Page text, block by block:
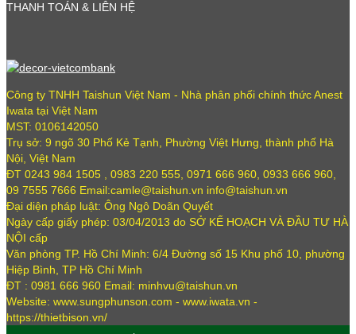
THANH TOÁN & LIÊN HỆ
Công ty TNHH Taishun Việt Nam - Nhà phân phối chính thức Anest
Iwata tại Việt Nam
MST: 0106142050
Trụ sở: 9 ngõ 30 Phố Kẻ Tạnh, Phường Việt Hưng, thành phố Hà
Nội, Việt Nam
ĐT 0243 984 1505 , 0983 220 555, 0971 666 960, 0933 666 960,
09 7555 7666 Email:camle@taishun.vn info@taishun.vn
Đại diện pháp luật: Ông Ngô Doãn Quyết
Ngày cấp giấy phép: 03/04/2013 do SỞ KẾ HOẠCH VÀ ĐẦU TƯ HÀ
NỘI cấp
Văn phòng TP. Hồ Chí Minh: 6/4 Đường số 15 Khu phố 10, phường
Hiệp Bình, TP Hồ Chí Minh
ĐT : 0981 666 960 Email: minhvu@taishun.vn
Website: www.sungphunson.com - www.iwata.vn -
https://thietbison.vn/